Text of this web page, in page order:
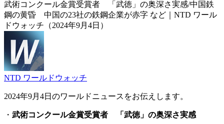
武術コンクール金賞受賞者 「武徳」の奥深さ実感/中国鉄
鋼の黄昏 中国の23社の鉄鋼企業が赤字 など｜NTD ワール
ドウォッチ（2024年9月4日）
NTD ワールドウォッチ
2024年9月4日のワールドニュースをお伝えします。
・ 武術コンクール金賞受賞者 「武徳」の奥深さ実感